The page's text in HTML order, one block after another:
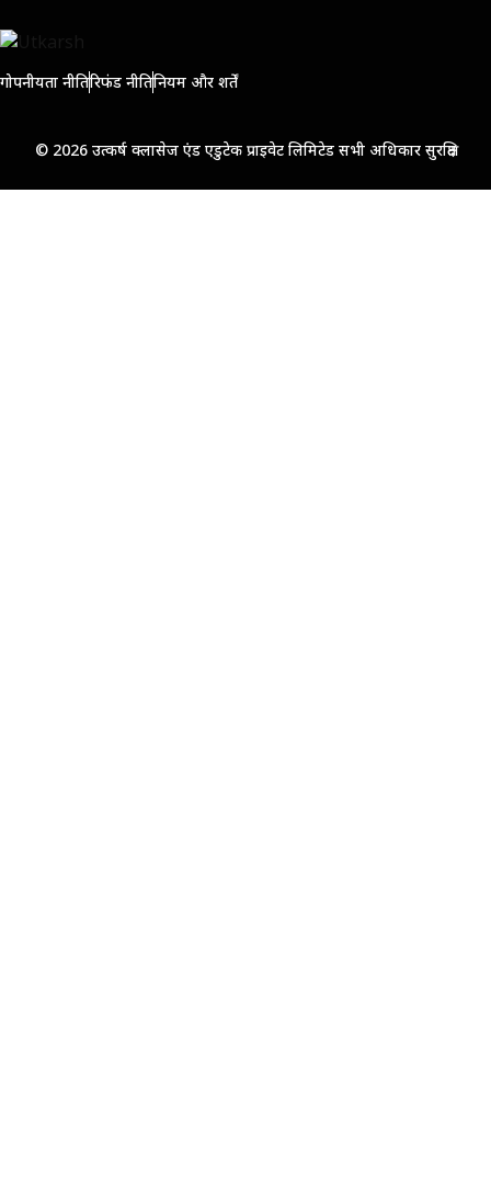
गोपनीयता नीतिरिफंड नीतिनियम और शर्तें
© 2026 उत्कर्ष क्लासेज एंड एडुटेक प्राइवेट लिमिटेड सभी अधिकार सुरक्षित